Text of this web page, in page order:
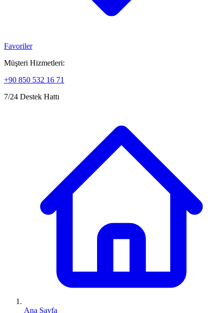
Favoriler
Müşteri Hizmetleri:
+90 850 532 16 71
7/24 Destek Hattı
Ana Sayfa